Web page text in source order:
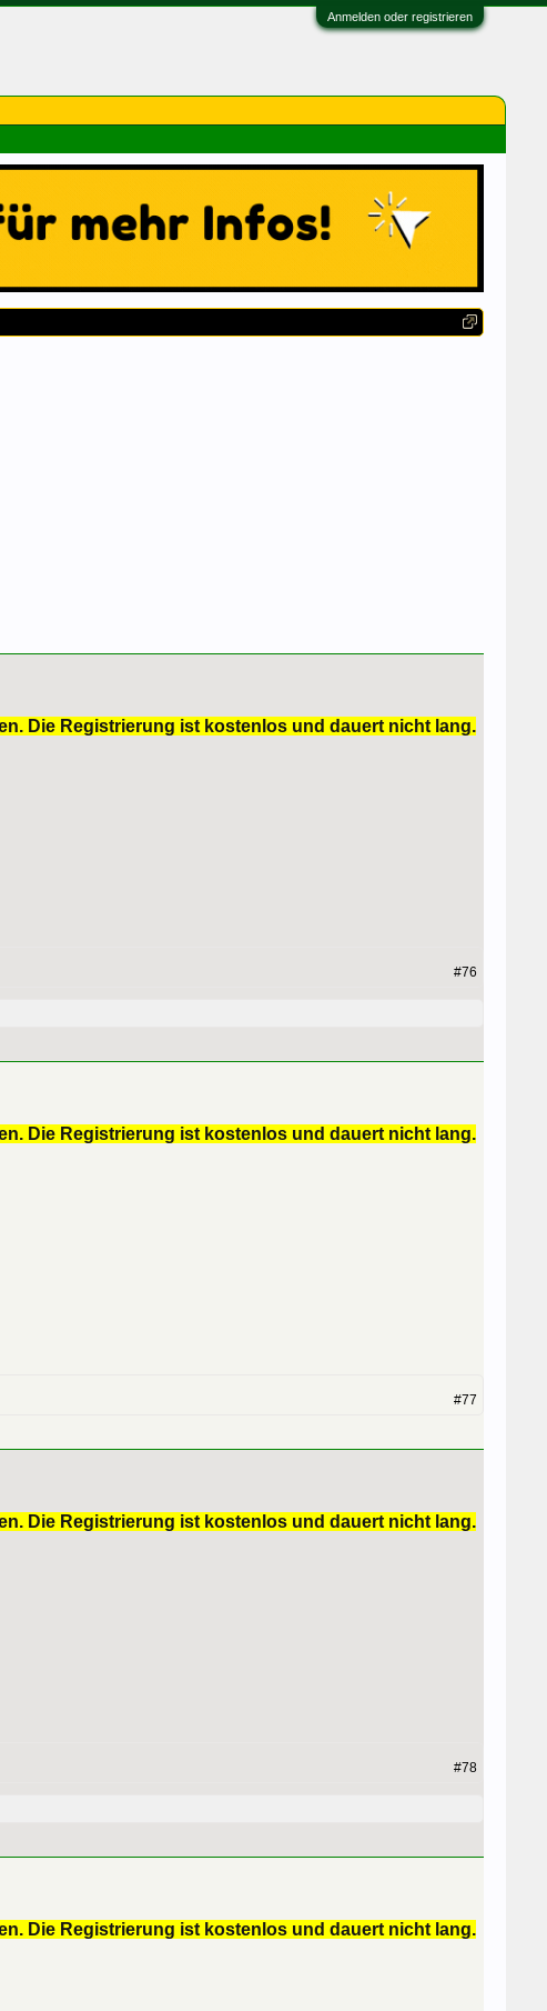
Anmelden oder registrieren
Die Registrierung ist kostenlos und dauert nicht lang.
#76
Die Registrierung ist kostenlos und dauert nicht lang.
#77
Die Registrierung ist kostenlos und dauert nicht lang.
#78
Die Registrierung ist kostenlos und dauert nicht lang.